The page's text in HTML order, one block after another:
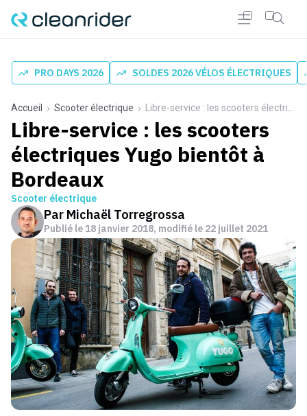
PRO DAYS 2026 SOLDES 2026 VÉLOS ÉLECTRIQUES
Accueil Scooter électrique Libre-service : les scooters électriques Yugo bientôt à Bordeaux
Libre-service : les scooters
électriques Yugo bientôt à
Bordeaux
Scooter électrique
Par Michaël Torregrossa
Publié le18 janvier 2018, modifié le 22 juillet 2021